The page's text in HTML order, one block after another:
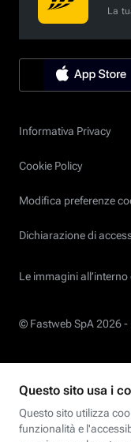
La
Informativa Privacy
Cookie Policy
Modifica preferenze
Dichiarazione di
Le immagini
© Fastweb SpA 2026 -